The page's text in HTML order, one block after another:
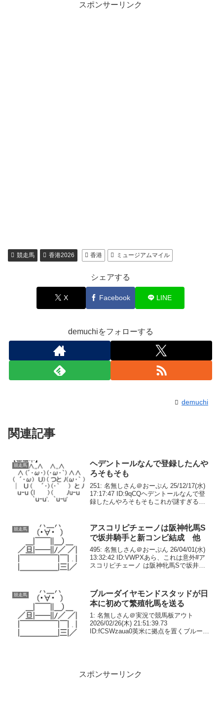
スポンサーリンク
競走馬 香港2026 香港 ミュージアムマイル
シェアする
X Facebook LINE
demuchiをフォローする
demuchi
関連記事
競走馬
ヘデントールなんで登録したんや
ろそもそも
251: 名無しさん＠おーぷん 25/12/17(水)
17:17:47 ID:9qCQヘデントールなんで登
録したんやろそもそもこれが謎すぎる
競走馬
アスコリピチェーノは阪神牝馬S
で坂井騎手と新コンビ結成 他
495: 名無しさん＠おーぷん 26/04/01(水)
13:32:42 ID:VWPXあら、これは意外#ア
スコリピチェーノ は阪神牝馬Sで坂井瑠
競走馬
ブルーダイヤモンドスタッドが日
本に初めて繁殖牝馬を送る
1: 名無しさん＠実況で競馬板アウト
2026/02/26(木) 21:51:39.73
ID:fCSWzaua0英米に拠点を置くブルーダ
スポンサーリンク